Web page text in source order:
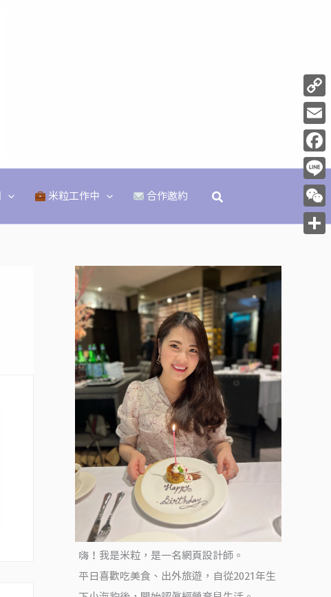
米粒工作中 合作邀約
搜
尋
嗨！我是米粒，是一名網頁設計師。
平日喜歡吃美食、出外旅遊，自從2021年生
Copy
Link
Email
Line